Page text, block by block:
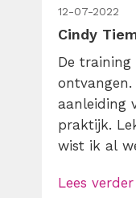
12-07-2022
Cindy
De
aanleiding
praktijk.
wist ik al
staat er
Lees verder